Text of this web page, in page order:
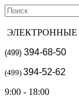
(499) 394-68-50
(499) 394-52-62
9:00 - 18:00